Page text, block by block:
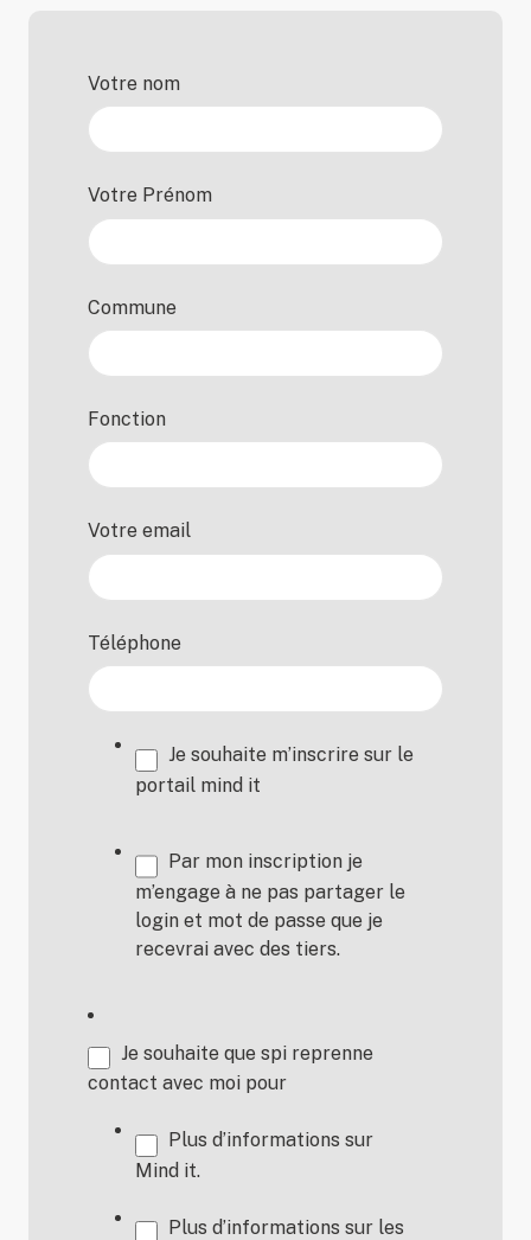
Votre nom
Votre Prénom
Commune
Fonction
Votre email
Téléphone
Je souhaite m’inscrire sur le
portail mind it
Par mon inscription je
m’engage à ne pas partager le
login et mot de passe que je
recevrai avec des tiers.
Je souhaite que spi reprenne
contact avec moi pour
Plus d’informations sur
Mind it.
Plus d’informations sur les